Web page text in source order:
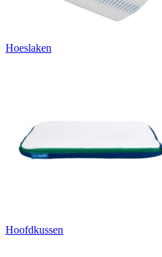
Hoeslaken
Hoofdkussen